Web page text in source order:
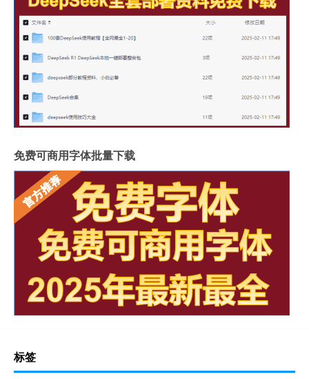
免费可商用字体批量下载
标签